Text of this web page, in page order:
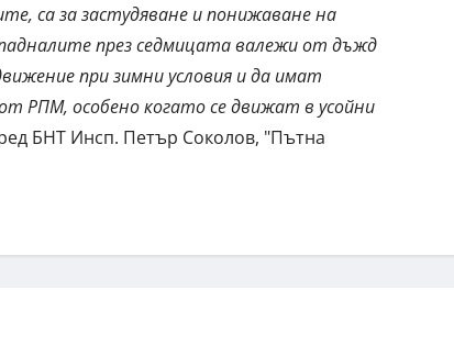
са за застудяване и понижаване на
през седмицата валежи от дъжд
при зимни условия и да имат
РПМ, особено когато се движат в усойни
БНТ Инсп. Петър Соколов, "Пътна